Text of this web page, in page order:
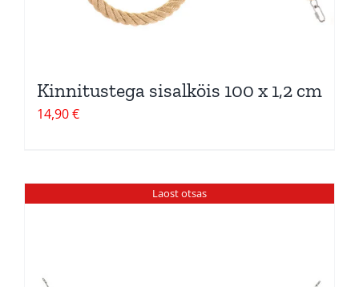
Kinnitustega sisalköis 100 x 1,2 cm
14,90€
Laost otsas